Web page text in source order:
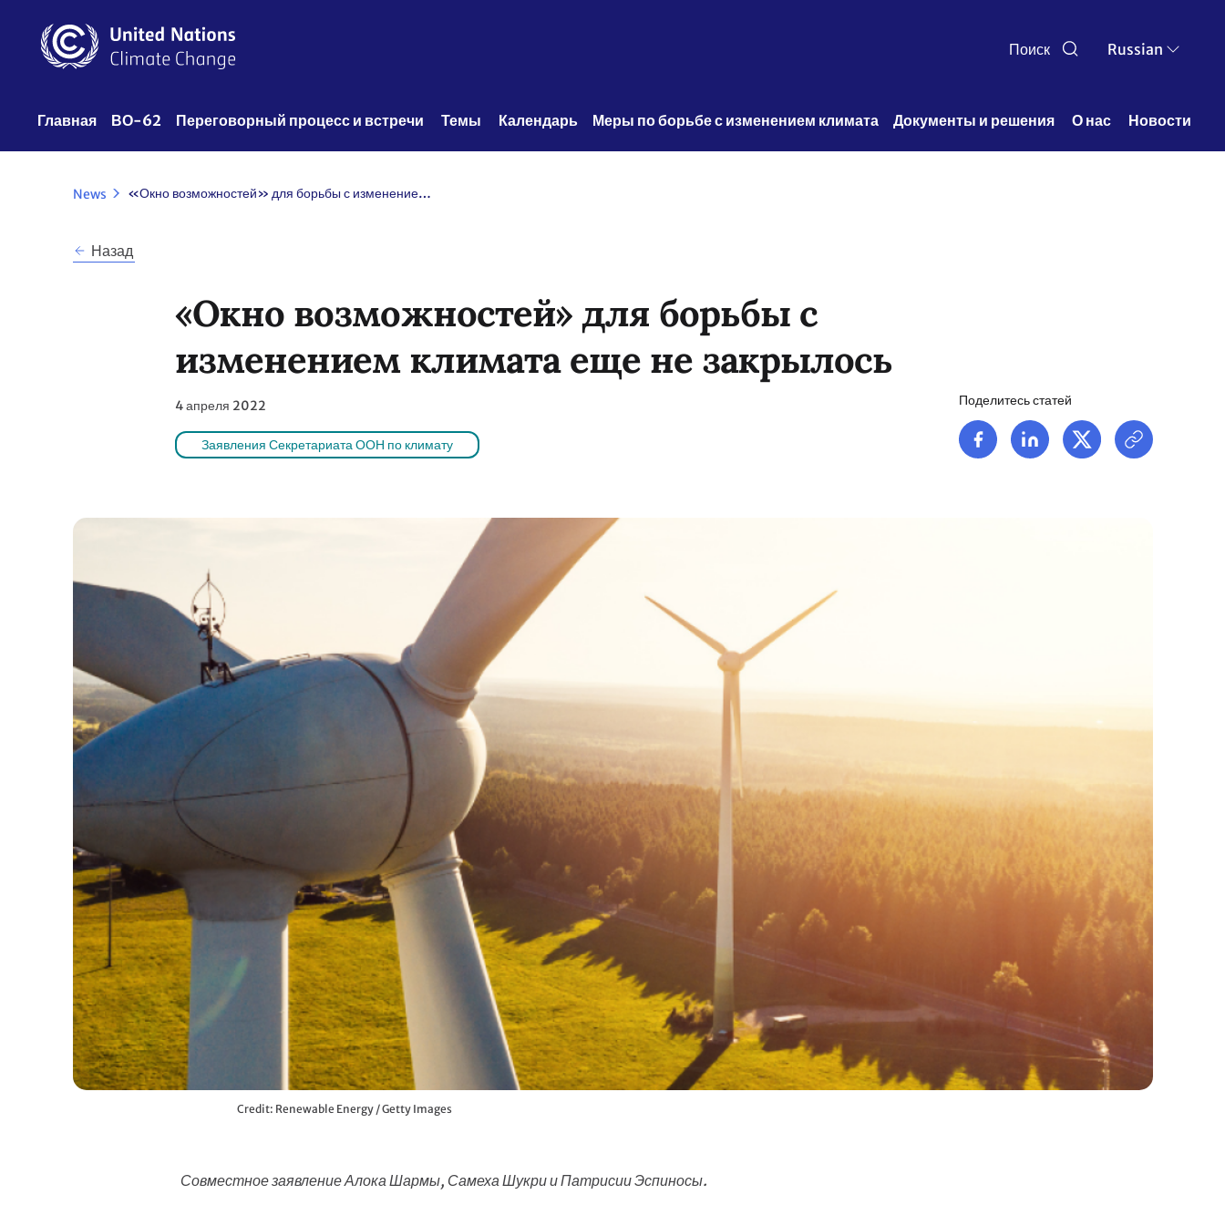
основному
содержанию
Поиск Russian
UNFCCC
Nav
Главная ВО-62 Переговорный процесс и встречи Темы Календарь Меры по борьбе с изменением климата Документы и решения О нас Новости
News «Окно возможностей» для борьбы с изменением климата еще не закрылось
Назад
«Окно возможностей» для борьбы с
изменением климата еще не закрылось
4 апреля 2022
Заявления Секретариата ООН по климату
Поделитесь статей
Credit: Renewable Energy / Getty Images
Совместное заявление Алока Шармы, Самеха Шукри и Патрисии Эспиносы.